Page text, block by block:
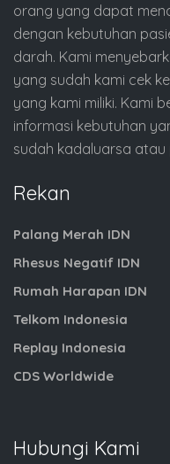
orang yang dapat
dengan kebutuhan
darah. Kami
yang sudah kami cek
yang kami miliki. Kami
informasi kebutuhan
sudah kadaluarsa atau
Rekan
Palang Merah IDN
Rhesus Negatif IDN
Rumah Harapan IDN
Telkom Indonesia
Replay Indonesia
CDS Worldwide
Hubungi Kami